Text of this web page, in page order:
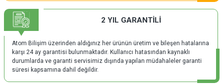
2 YIL GARANTİLİ
Atom Bilişim üzerinden aldığınız her ürünün üretim ve bileşen hatalarına
karşı 24 ay garantisi bulunmaktadır. Kullanıcı hatasından kaynaklı
durumlarda ve garanti servisimiz dışında yapılan müdahaleler garanti
süresi kapsamına dahil değildir.